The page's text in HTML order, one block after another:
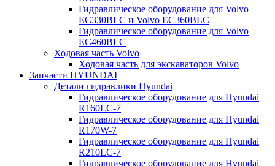
Гидравлическое оборудование для Volvo
EC330BLC и Volvo EC360BLC
Гидравлическое оборудование для Volvo
EC460BLC
Ходовая часть Volvo
Ходовая часть для экскаваторов Volvo
Запчасти HYUNDAI
Детали гидравлики Hyundai
Гидравлическое оборудование для Hyundai
R160LC-7
Гидравлическое оборудование для Hyundai
R170W-7
Гидравлическое оборудование для Hyundai
R210LC-7
Гидравлическое оборудование для Hyundai